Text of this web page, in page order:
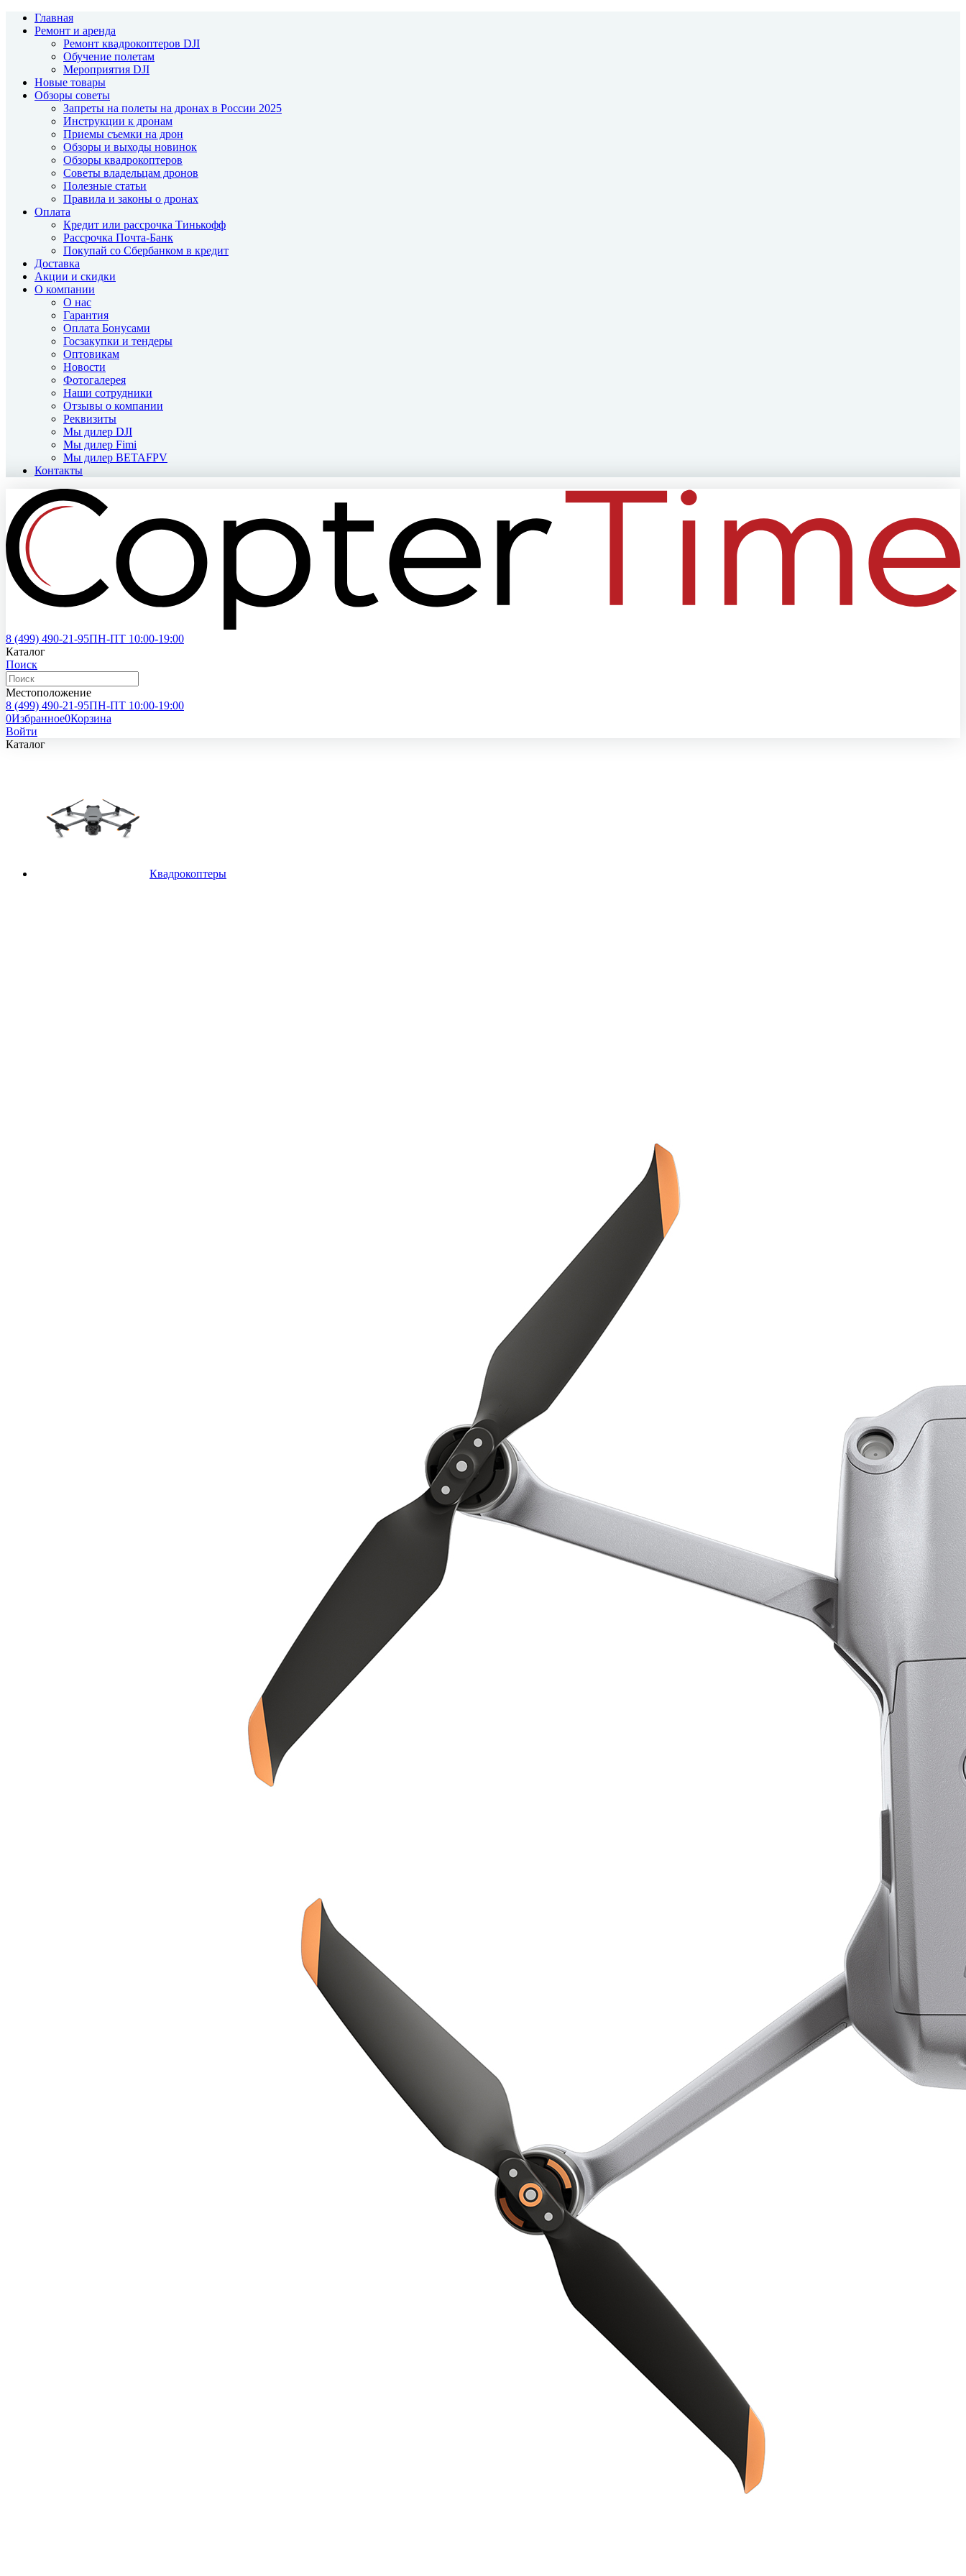
Главная
Ремонт и аренда
Ремонт квадрокоптеров DJI
Обучение полетам
Мероприятия DJI
Новые товары
Обзоры советы
Запреты на полеты на дронах в России 2025
Инструкции к дронам
Приемы съемки на дрон
Обзоры и выходы новинок
Обзоры квадрокоптеров
Советы владельцам дронов
Полезные статьи
Правила и законы о дронах
Оплата
Кредит или рассрочка Тинькофф
Рассрочка Почта-Банк
Покупай со Сбербанком в кредит
Доставка
Акции и скидки
О компании
О нас
Гарантия
Оплата Бонусами
Госзакупки и тендеры
Оптовикам
Новости
Фотогалерея
Наши сотрудники
Отзывы о компании
Реквизиты
Мы дилер DJI
Мы дилер Fimi
Мы дилер BETAFPV
Контакты
8 (499) 490-21-95ПН-ПТ 10:00-19:00
Каталог
Поиск
Местоположение
8 (499) 490-21-95ПН-ПТ 10:00-19:00
0Избранное0Корзина
Войти
Каталог
Квадрокоптеры